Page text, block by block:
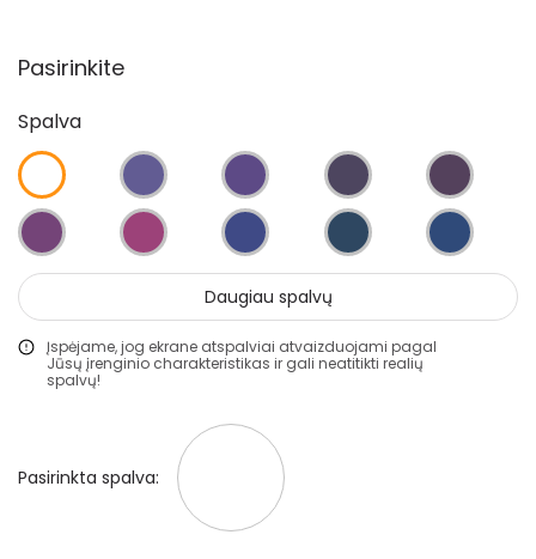
Spec. paskirties gruntai
Glaistai
Lakai
Klijai
Mozaikiniai tinkai
Struktūriniai tinkai
Dekoravimo glaistai
Statybiniai sandarikliai
Spec. paskirties priemonės
Aliejai ir impregnantai medienai
Darbo priemonės
Pasirinkite
Spalva
Daugiau spalvų
Įspėjame, jog ekrane atspalviai atvaizduojami pagal
Jūsų įrenginio charakteristikas ir gali neatitikti realių
spalvų!
Pasirinkta spalva: